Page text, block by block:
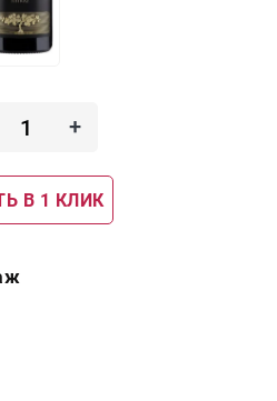
+
В 1 КЛИК